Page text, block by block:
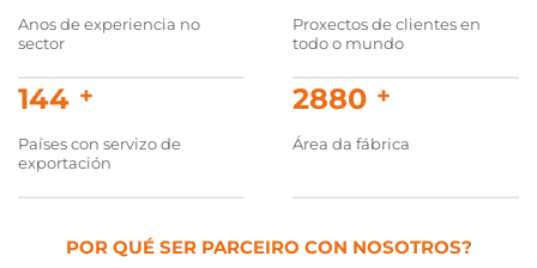
Anos de experiencia no
sector
Proxectos de clientes en
todo o mundo
150 +
Países con servizo de
exportación
3000 +
Área da fábrica
POR QUÉ SER PARCEIRO CON NOSOTROS?